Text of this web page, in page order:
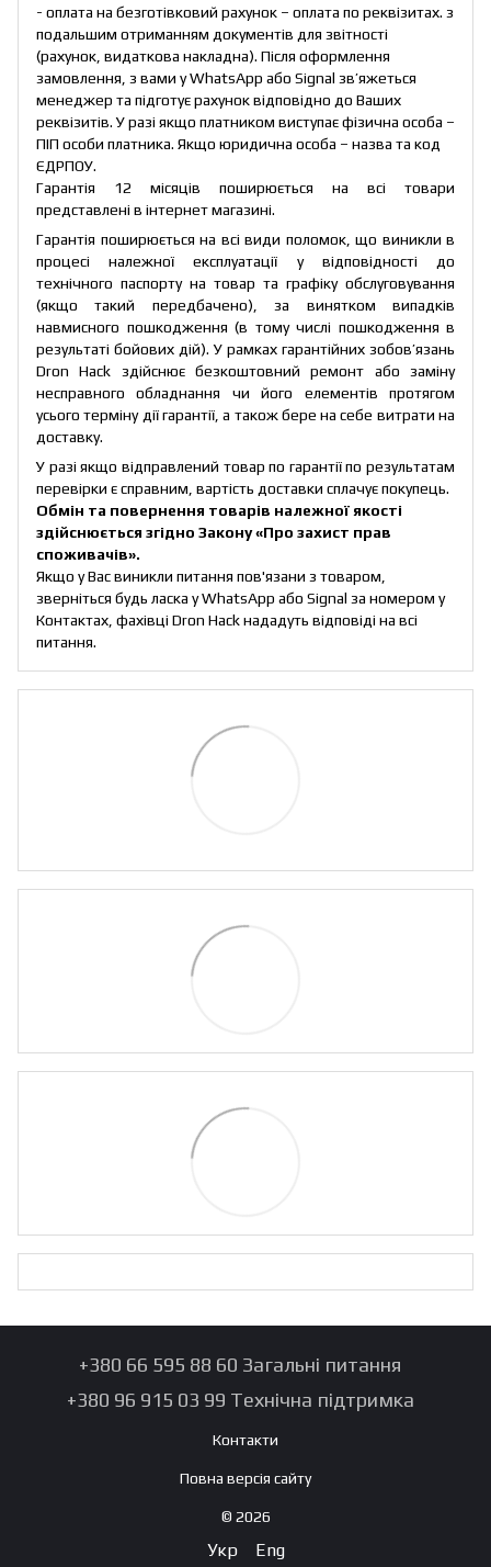
- оплата на безготівковий рахунок – оплата по реквізитах. з
подальшим отриманням документів для звітності
(рахунок, видаткова накладна). Після оформлення
замовлення, з вами у WhatsApp або Signal зв’яжеться
менеджер та підготує рахунок відповідно до Ваших
реквізитів. У разі якщо платником виступає фізична особа –
ПІП особи платника. Якщо юридична особа – назва та код
ЄДРПОУ.
Гарантія 12 місяців поширюється на всі товари
представлені в інтернет магазині.
Гарантія поширюється на всі види поломок, що виникли в
процесі належної експлуатації у відповідності до
технічного паспорту на товар та графіку обслуговування
(якщо такий передбачено), за винятком випадків
навмисного пошкодження (в тому числі пошкодження в
результаті бойових дій). У рамках гарантійних зобов’язань
Dron Hack здійснює безкоштовний ремонт або заміну
несправного обладнання чи його елементів протягом
усього терміну дії гарантії, а також бере на себе витрати на
доставку.
У разі якщо відправлений товар по гарантії по результатам
перевірки є справним, вартість доставки сплачує покупець.
Обмін та повернення товарів належної якості
здійснюється згідно Закону«Про захист прав
споживачів».
Якщо у Вас виникли питання пов'язани з товаром,
зверніться будь ласка у WhatsApp або Signal за номером у
Контактах, фахівці Dron Hack нададуть відповіді на всі
питання.
+380 66 595 88 60 Загальні питання
+380 96 915 03 99 Технічна підтримка
Контакти
Повна версія сайту
© 2026
Укр Eng